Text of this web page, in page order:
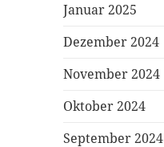
Januar 2025
Dezember 2024
November 2024
Oktober 2024
September 2024